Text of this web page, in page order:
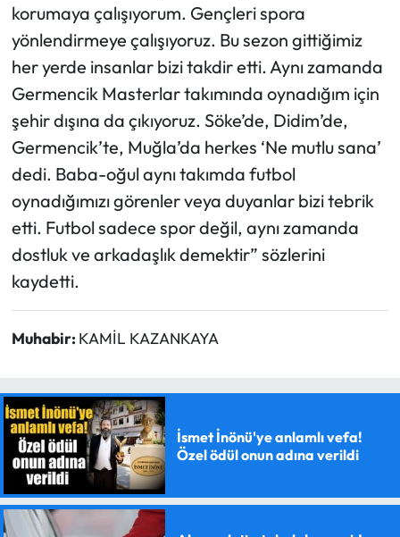
korumaya çalışıyorum. Gençleri spora
yönlendirmeye çalışıyoruz. Bu sezon gittiğimiz
her yerde insanlar bizi takdir etti. Aynı zamanda
Germencik Masterlar takımında oynadığım için
şehir dışına da çıkıyoruz. Söke’de, Didim’de,
Germencik’te, Muğla’da herkes ‘Ne mutlu sana’
dedi. Baba-oğul aynı takımda futbol
oynadığımızı görenler veya duyanlar bizi tebrik
etti. Futbol sadece spor değil, aynı zamanda
dostluk ve arkadaşlık demektir” sözlerini
kaydetti.
Muhabir: KAMİL KAZANKAYA
İsmet İnönü'ye anlamlı vefa!
Özel ödül onun adına verildi